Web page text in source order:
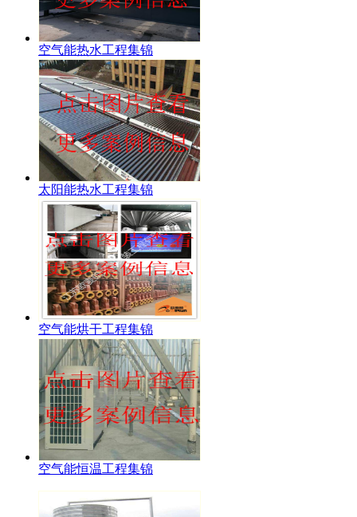
空气能热水工程集锦
太阳能热水工程集锦
空气能烘干工程集锦
空气能恒温工程集锦